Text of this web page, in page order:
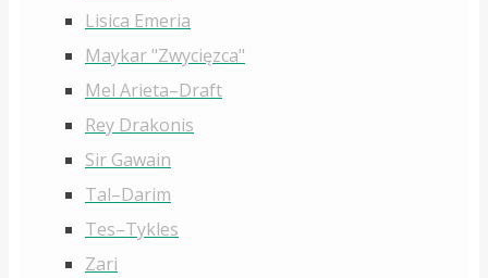
Lisica Emeria
Maykar "Zwycięzca"
Mel Arieta–Draft
Rey Drakonis
Sir Gawain
Tal–Darim
Tes–Tykles
Zari